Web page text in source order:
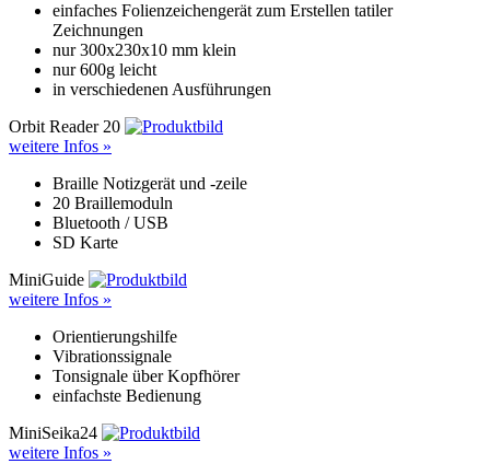
einfaches Folienzeichengerät zum Erstellen tatiler
Zeichnungen
nur 300x230x10 mm klein
nur 600g leicht
in verschiedenen Ausführungen
Orbit Reader 20
weitere Infos »
Braille Notizgerät und -zeile
20 Braillemoduln
Bluetooth / USB
SD Karte
MiniGuide
weitere Infos »
Orientierungshilfe
Vibrationssignale
Tonsignale über Kopfhörer
einfachste Bedienung
MiniSeika24
weitere Infos »